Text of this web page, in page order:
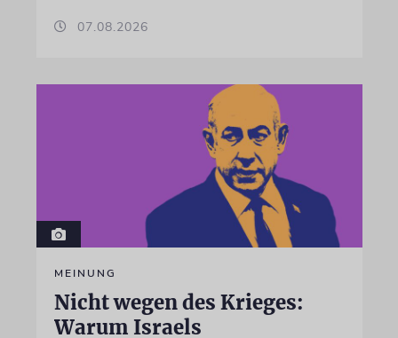
07.08.2026
MEINUNG
Nicht wegen des Krieges:
Warum Israels